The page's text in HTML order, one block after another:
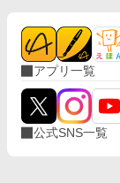
アプリ一覧
公式SNS一覧